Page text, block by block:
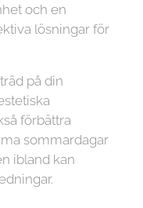
och en
lösningar för
på din
förbättra
sommardagar
ibland kan